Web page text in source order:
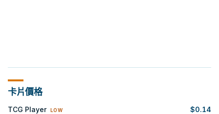
卡片價格
TCG Player LOW $0.14